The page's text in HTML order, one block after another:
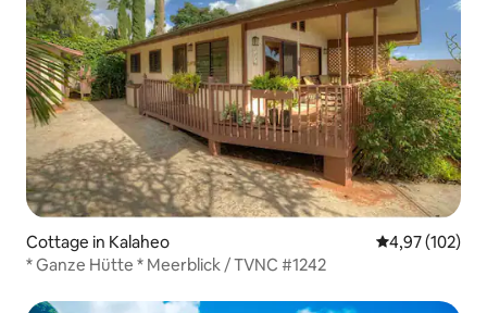
Cottage in Kalaheo
4,97 (102)
* Ganze Hütte * Meerblick / TVNC #1242